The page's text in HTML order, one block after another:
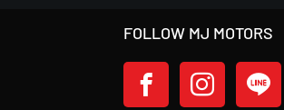
FOLLOW MJ MOTORS